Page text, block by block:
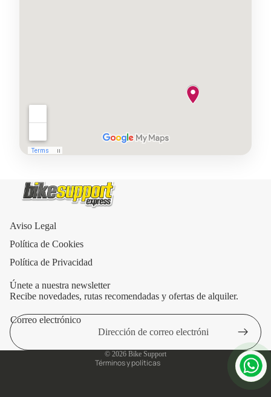
Aviso Legal
Política de Cookies
Política de Privacidad
Únete a nuestra newsletter
Recibe novedades, rutas recomendadas y ofertas de alquiler.
Correo electrónico
© 2026 Bike Support
Términos y políticas
Política de privacidad